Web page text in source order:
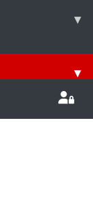
▾
▾